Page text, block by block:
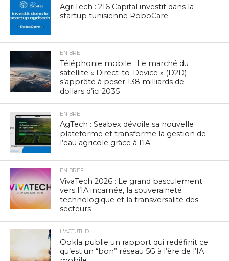
AgriTech : 216 Capital investit dans la
startup tunisienne RoboCare
EN BREF
Téléphonie mobile : Le marché du
satellite « Direct-to-Device » (D2D)
s’apprête à peser 138 milliards de
dollars d’ici 2035
EN BREF
AgTech : Seabex dévoile sa nouvelle
plateforme et transforme la gestion de
l’eau agricole grâce à l’IA
EN BREF
VivaTech 2026 : Le grand basculement
vers l’IA incarnée, la souveraineté
technologique et la transversalité des
secteurs
L'ACTUTHD
Ookla publie un rapport qui redéfinit ce
qu’est un “bon” réseau 5G à l’ère de l’IA